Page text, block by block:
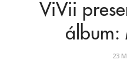
ViVii
álbum:
23